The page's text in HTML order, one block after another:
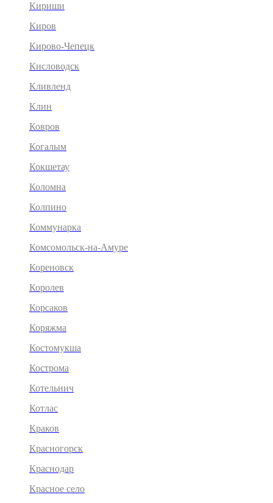
Кириши
Киров
Кирово-Чепецк
Кисловодск
Кливленд
Клин
Ковров
Когалым
Кокшетау
Коломна
Колпино
Коммунарка
Комсомольск-на-Амуре
Кореновск
Королев
Корсаков
Коряжма
Костомукша
Кострома
Котельнич
Котлас
Краков
Красногорск
Краснодар
Красное село